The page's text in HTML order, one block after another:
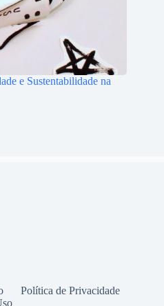
e Sustentabilidade na
Política de Privacidade